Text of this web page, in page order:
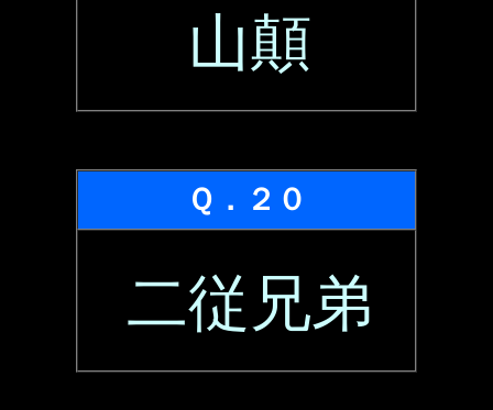
山顛
Ｑ．２０
二従兄弟